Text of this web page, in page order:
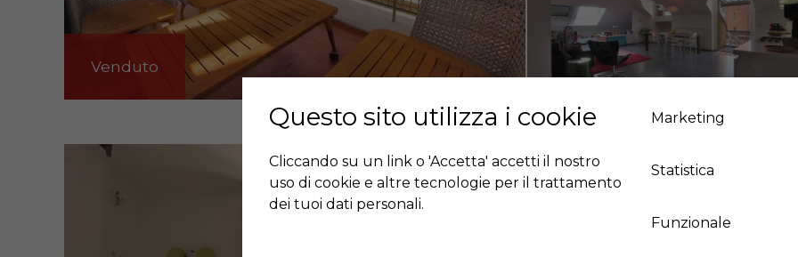
Venduto
Questo sito utilizza i cookie
Cliccando su un link o 'Accetta' accetti il ​​nostro
uso di cookie e altre tecnologie per il trattamento
dei tuoi dati personali.
Marketing
Statistica
Funzionale